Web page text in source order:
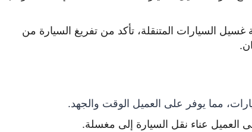
السيارات المتنقلة، تأكد من تفريغ السيارة من
مما يوفر على العميل الوقت والجهد.
العميل عناء نقل السيارة إلى مغسلة.